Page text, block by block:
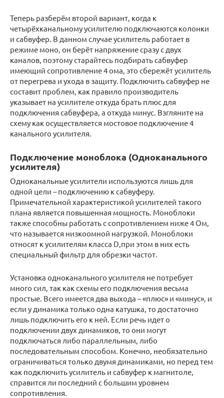
Теперь разберём второй вариант, когда к
четырёхканальному усилителю подключаются колонки
и сабвуфер. В данном случае усилитель работает в
режиме моно, он берёт напряжение сразу с двух
каналов, поэтому старайтесь подбирать сабвуфер
имеющий сопротивление 4 ома, это сбережёт усилитель
от перегрева и ухода в защиту. Подключить сабвуфер не
составит проблем, как правило производитель
указывает на усилителе откуда брать плюс для
подключения сабвуфера, а откуда минус. Взгляните на
схему как осуществляется мостовое подключение 4
канального усилителя.
Подключение моноблока (Одноканального
усилителя)
Одноканальные усилители используются лишь для
одной цели – подключению к сабвуферу.
Примечательной характеристикой усилителей такого
плана является повышенная мощность. Моноблоки
также способны работать с сопротивлением ниже 4 Ом,
что называется низкоомной нагрузкой. Моноблоки
относят к усилителям класса D,при этом в них есть
специальный фильтр для обрезки частот.
Установка одноканального усилителя не потребует
много сил, так как схемы его подключения весьма
простые. Всего имеется два выхода – «плюс» и «минус», и
если у динамика только одна катушка, то достаточно
лишь подключить его к ней. Если речь идет о
подключении двух динамиков, то они могут
подключаться либо параллельным, либо
последовательным способом. Конечно, необязательно
ограничиваться только двумя динамиками, но перед тем
как подключить усилитель и сабвуфер к магнитоле,
справится ли последний с большим уровнем
сопротивления.